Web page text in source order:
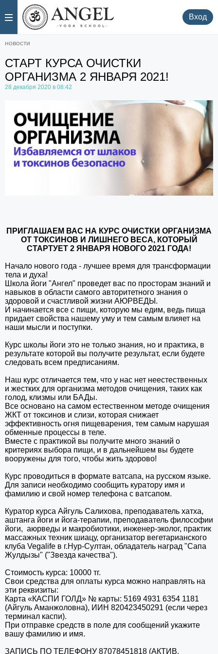
. Вход
новости
СТАРТ КУРСА ОЧИСТКИ
ОРГАНИЗМА 2 ЯНВАРЯ 2021!
28 декабря 2020 в 08:42
ПРИГЛАШАЕМ ВАС НА КУРС ОЧИСТКИ ОРГАНИЗМА
ОТ ТОКСИНОВ И ЛИШНЕГО ВЕСА, КОТОРЫЙ
СТАРТУЕТ 2 ЯНВАРЯ НОВОГО 2021 ГОДА!
Начало нового года - лучшее время для трансформации
тела и духа!
Школа йоги "Ангел" проведет вас по просторам знаний и
навыков в области самого авторитетного знания о
здоровой и счастливой жизни АЮРВЕДЫ.
И начинается все с пищи, которую мы едим, ведь пища
придает свойства нашему уму и тем самым влияет на
наши мысли и поступки.
Курс школы йоги это не только знания, но и практика, в
результате которой вы получите результат, если будете
следовать всем предписаниям.
Наш курс отличается тем, что у нас нет неестественных
и жестких для организма методов очищения, таких как
голод, клизмы или БАДы.
Все основано на самом естественном методе очищения
ЖКТ от токсинов и слизи, которая снижает
эффективность огня пищеварения, тем самым нарушая
обменные процессы в теле.
Вместе с практикой вы получите много знаний о
критериях выбора пищи, и в дальнейшем вы будете
вооружены для того, чтобы жить здорово!
Курс проводиться в формате ватсапа, на русском языке.
Для записи необходимо сообщить куратору имя и
фамилию и свой номер телефона с ватсапом.
Куратор курса Айгуль Салихова, преподаватель хатха,
аштанга йоги и йога-терапии, преподаватель философии
йоги, аюрведы и макробиотики, инженер-эколог, практик
массажных техник шиацу, организатор вегетарианского
клуба Vegalife в г.Нур-Султан, обладатель наград "Сапа
Жулдызы" ("Звезда качества").
Стоимость курса: 10000 тг.
Свои средства для оплаты курса можно направлять на
эти реквизиты:
Карта «КАСПИ ГОЛД» № карты: 5169 4931 6354 1181
(Айгуль Аманжоловна), ИИН 820423450291 (если через
терминал каспи).
При отправке средств в поле для сообщений укажите
вашу фамилию и имя.
ЗАПИСЬ ПО ТЕЛЕФОНУ 87078451818 (АКТИВ,